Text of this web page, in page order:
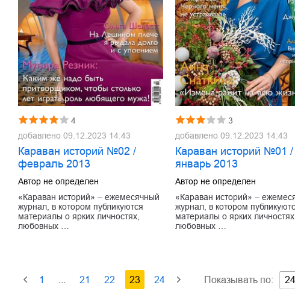
4
добавлено 09.12.2023 14:43
Караван историй №02 /
февраль 2013
Автор не определен
«Караван историй» – ежемесячный
журнал, в котором публикуются
материалы о ярких личностях,
любовных …
3
добавлено 09.12.2023 14:43
Караван историй №01 /
январь 2013
Автор не определен
«Караван историй» –
журнал, в котором
материалы о ярких личностях,
любовных …
1 21 22 23 24 Показывать по: 24